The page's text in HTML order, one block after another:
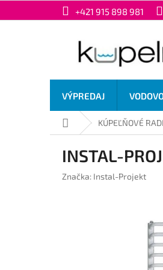
+421 915 898 981
VÝPREDAJ
DomovKÚPEĽŇOVÉ
INSTAL-
Značka: Instal-Projekt